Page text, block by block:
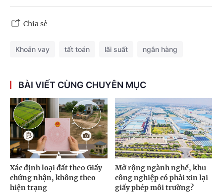
Chia sẻ
Khoản vay tất toán lãi suất ngân hàng
BÀI VIẾT CÙNG CHUYÊN MỤC
Xác định loại đất theo Giấy
chứng nhận, không theo
hiện trạng
Mở rộng ngành nghề, khu
công nghiệp có phải xin lại
giấy phép môi trường?